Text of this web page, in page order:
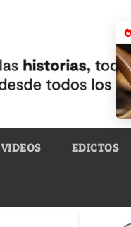
VIDEOS EDICTOS